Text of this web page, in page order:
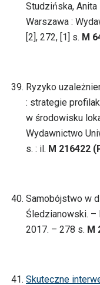
Studzińska, Anita
Warszawa :
[2], 272, [1] s. M
Ryzyko
: strategie
w środowisku
Wydawnictwo
s. : il. M 216422
Samobójstwo w
Śledzianowski. –
2017. – 278 s. M
Skuteczne